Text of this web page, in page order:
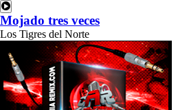
Mojado tres veces
Los Tigres del Norte